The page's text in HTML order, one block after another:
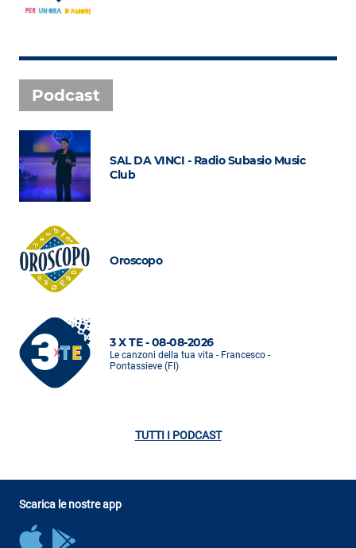
Podcast
SAL DA VINCI - Radio Subasio Music
Club
Oroscopo
3 X TE - 08-08-2026
Le canzoni della tua vita - Francesco -
Pontassieve (FI)
TUTTI I PODCAST
Scarica le nostre app